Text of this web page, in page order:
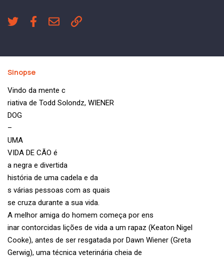
Sinopse
Vindo da mente c
riativa de Todd Solondz, WIENER
DOG
–
UMA
VIDA DE CÃO é
a negra e divertida
história de uma cadela e da
s várias pessoas com as quais
se cruza durante a sua vida.
A melhor amiga do homem começa por ens
inar contorcidas lições de vida a um rapaz (Keaton Nigel
Cooke), antes de ser resgatada por Dawn Wiener (Greta
Gerwig), uma técnica veterinária cheia de